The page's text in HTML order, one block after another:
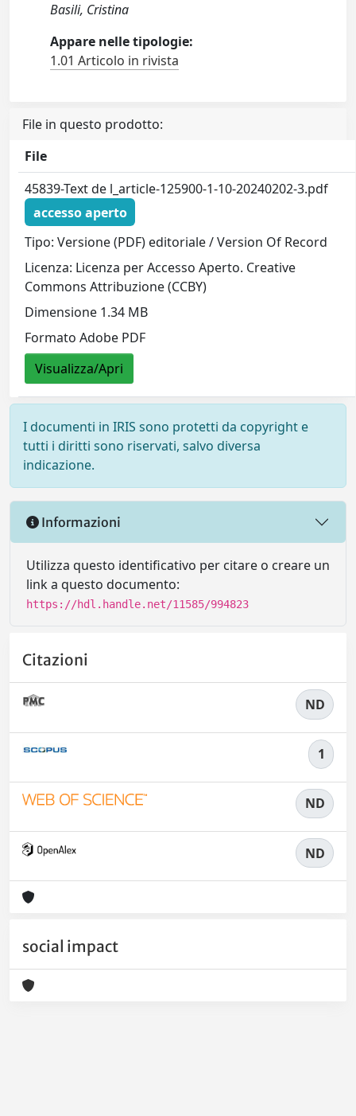
Basili, Cristina
Appare nelle tipologie:
1.01 Articolo in rivista
File in questo prodotto:
File
45839-Text de l_article-125900-1-10-20240202-3.pdf
accesso aperto
Tipo: Versione (PDF) editoriale / Version Of Record
Licenza: Licenza per Accesso Aperto. Creative
Commons Attribuzione (CCBY)
Dimensione 1.34 MB
Formato Adobe PDF
Visualizza/Apri
I documenti in IRIS sono protetti da copyright e
tutti i diritti sono riservati, salvo diversa
indicazione.
Informazioni
Utilizza questo identificativo per citare o creare un
link a questo documento:
https://hdl.handle.net/11585/994823
Citazioni
ND
1
ND
ND
social impact